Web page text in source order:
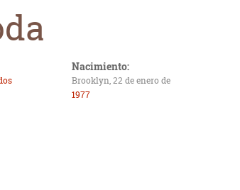
Nacimiento:
Brooklyn, 22 de enero de
1977